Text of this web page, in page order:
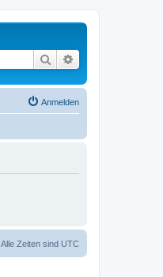
Suche
Anmelden
Alle Zeiten sind UTC